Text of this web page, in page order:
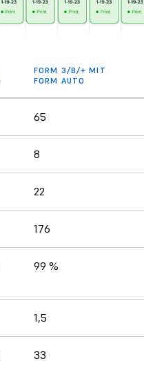
FORM 3/B/+ MIT
FORM AUTO
65
8
22
176
99 %
1,5
33